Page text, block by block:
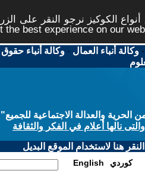
الكوكيز نرجو النقر على
best experience on our
-وكالة أنباء العمال -وكالة أنباء
والعدالة الاجتماعية للجميع"
نالها أعلام في الفكر والثقافة
هنا لاستخدام الموقع البديل
English كوردي